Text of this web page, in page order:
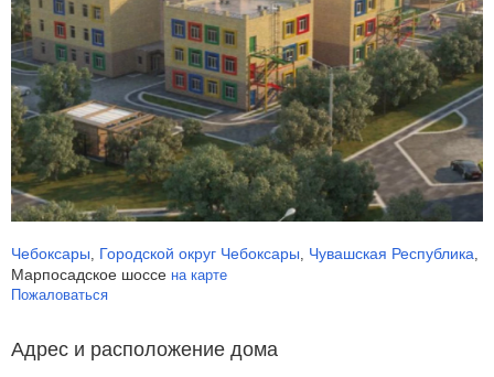
Чебоксары, Городской округ Чебоксары, Чувашская Республика,
Марпосадское шоссе на карте
Пожаловаться
Адрес и расположение дома